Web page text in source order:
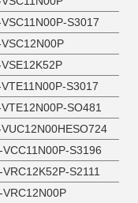
S3017
S3017
SO481
S3196
S2111